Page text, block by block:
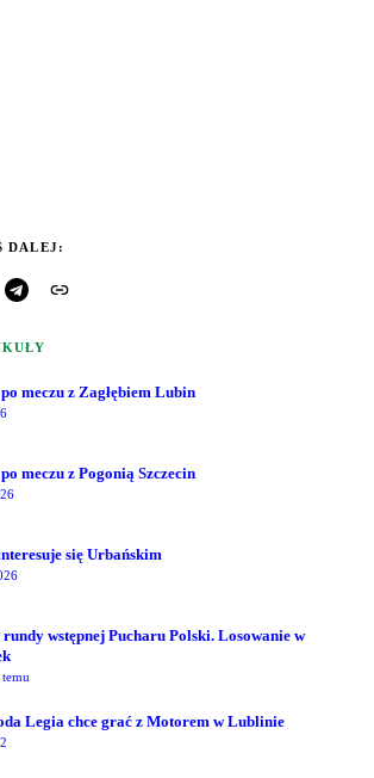
DALEJ:
meczu z Zagłębiem Lubin
meczu z Pogonią Szczecin
się Urbańskim
wstępnej Pucharu Polski. Losowanie w
Legia chce grać z Motorem w Lublinie